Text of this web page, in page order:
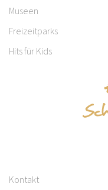
Museen
Freizeitparks
Hits für Kids
Kontakt